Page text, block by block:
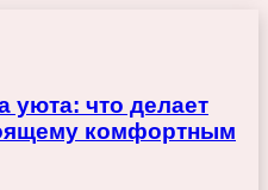
уюта: что делает
комфортным